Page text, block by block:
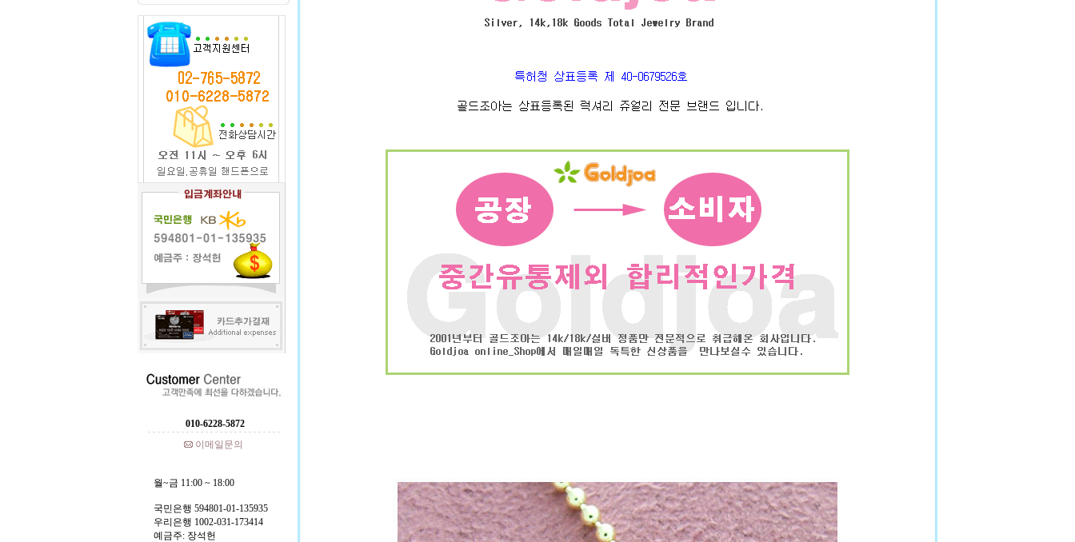
010-6228-5872
이메일문의
월~금 11:00 ~ 18:00
국민은행 594801-01-135935
우리은행 1002-031-173414
예금주: 장석헌